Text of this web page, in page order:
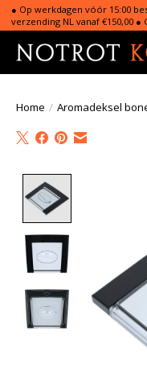
● Op werkdagen vóór 15:00
verzending NL vanaf €150,00
Home / Aromadeksel